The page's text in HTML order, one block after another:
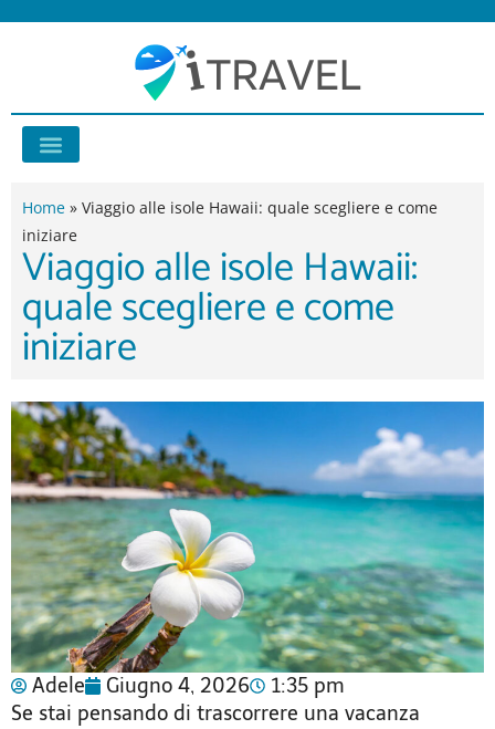
contenuto
Home » Viaggio alle isole Hawaii: quale scegliere e come
iniziare
Viaggio alle isole Hawaii:
quale scegliere e come
iniziare
Adele Giugno 4, 2026
1:35 pm
Se stai pensando di trascorrere una vacanza